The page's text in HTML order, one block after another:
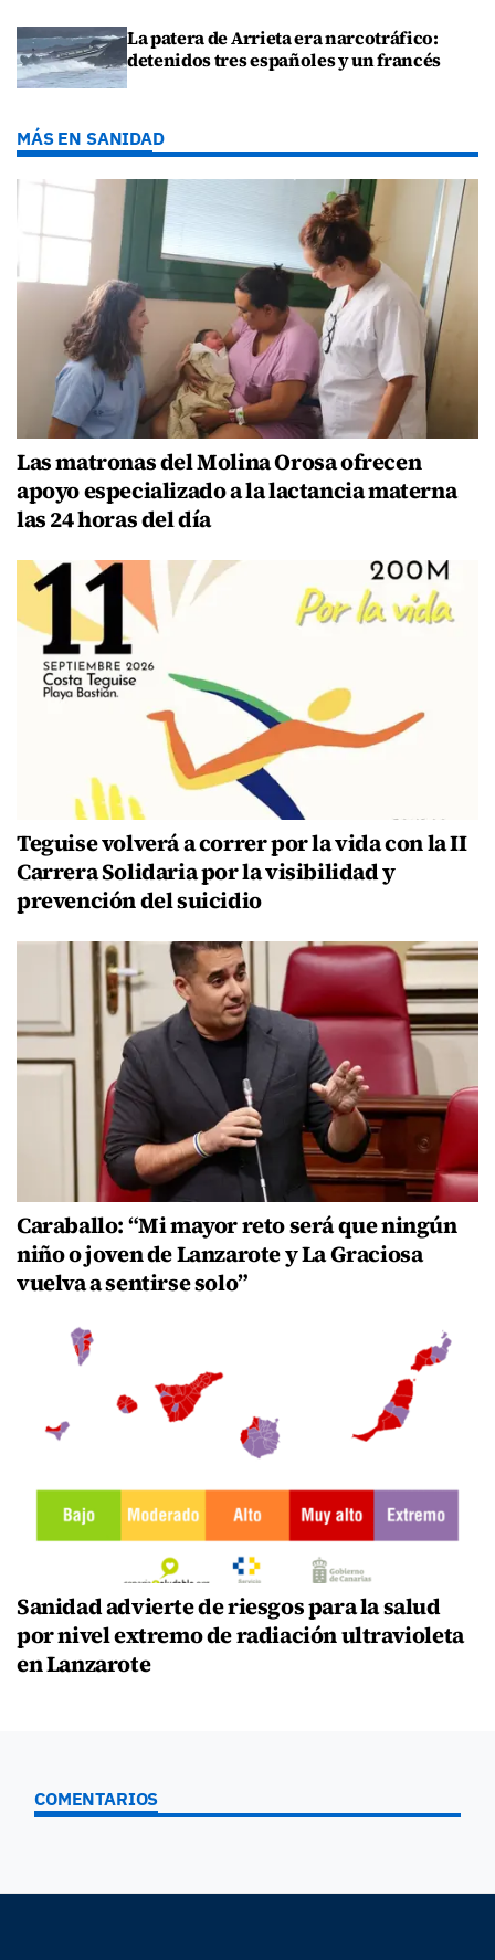
La patera de Arrieta era narcotráfico:
detenidos tres españoles y un francés
MÁS EN SANIDAD
Las matronas del Molina Orosa ofrecen
apoyo especializado a la lactancia materna
las 24 horas del día
Teguise volverá a correr por la vida con la II
Carrera Solidaria por la visibilidad y
prevención del suicidio
Caraballo: “Mi mayor reto será que ningún
niño o joven de Lanzarote y La Graciosa
vuelva a sentirse solo”
Sanidad advierte de riesgos para la salud
por nivel extremo de radiación ultravioleta
en Lanzarote
COMENTARIOS